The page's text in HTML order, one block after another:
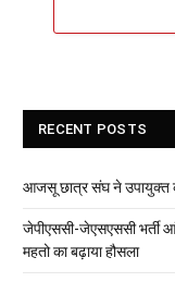
RECENT POSTS
आजसू छात्र संघ ने उपायुक्त
जेपीएससी-जेएसएससी भर्ती
महतो का बढ़ाया हौसला